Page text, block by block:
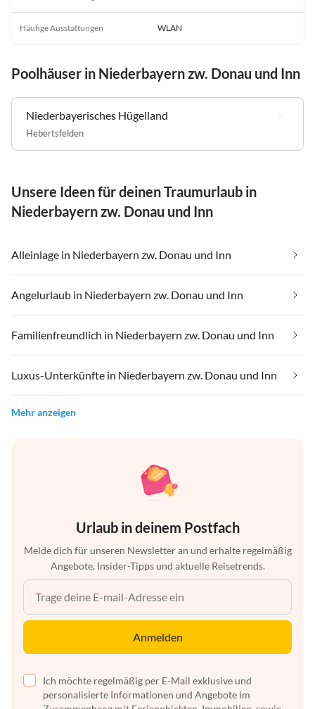
Häufige Ausstattungen WLAN
Poolhäuser in Niederbayern zw. Donau und Inn
Niederbayerisches Hügelland
Hebertsfelden
Unsere Ideen für deinen Traumurlaub in
Niederbayern zw. Donau und Inn
Alleinlage in Niederbayern zw. Donau und Inn
Angelurlaub in Niederbayern zw. Donau und Inn
Familienfreundlich in Niederbayern zw. Donau und Inn
Luxus-Unterkünfte in Niederbayern zw. Donau und Inn
Mehr anzeigen
Urlaub in deinem Postfach
Melde dich für unseren Newsletter an und erhalte regelmäßig
Angebote, Insider-Tipps und aktuelle Reisetrends.
Anmelden
Ich möchte regelmäßig per E-Mail exklusive und
personalisierte Informationen und Angebote im